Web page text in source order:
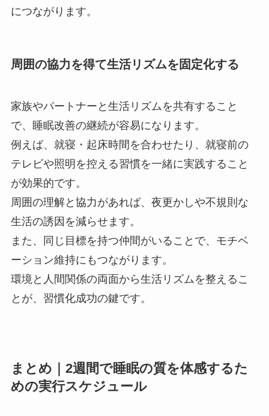
につながります。
周囲の協力を得て生活リズムを固定化する
家族やパートナーと生活リズムを共有すること
で、睡眠改善の継続が容易になります。
例えば、就寝・起床時間を合わせたり、就寝前の
テレビや照明を控える習慣を一緒に実践すること
が効果的です。
周囲の理解と協力があれば、夜更かしや不規則な
生活の誘因を減らせます。
また、同じ目標を持つ仲間がいることで、モチベ
ーション維持にもつながります。
環境と人間関係の両面から生活リズムを整えるこ
とが、習慣化成功の鍵です。
まとめ｜2週間で睡眠の質を体感するた
めの実行スケジュール